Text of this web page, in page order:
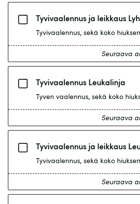
Tyvivaalennus ja leikkaus
Tyvivaalennus, sekä koko
Seuraava
Tyvivaalennus Leukalinja
Tyven vaalennus, sekä koko
Seuraava
Tyvivaalennus ja leikkaus
Tyvivaalennus, sekä koko
Seuraava